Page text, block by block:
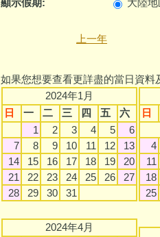
上一年
如果您想要查看更詳盡的當日資
2024年1月
日
一 二 三 四 五
六
1
2 3 4 5
6
7
8 9 10 11 12
13
14
15 16 17 18 19
20
21
22 23 24 25 26
27
28
29 30 31
日
4
11
18
25
2024年4月